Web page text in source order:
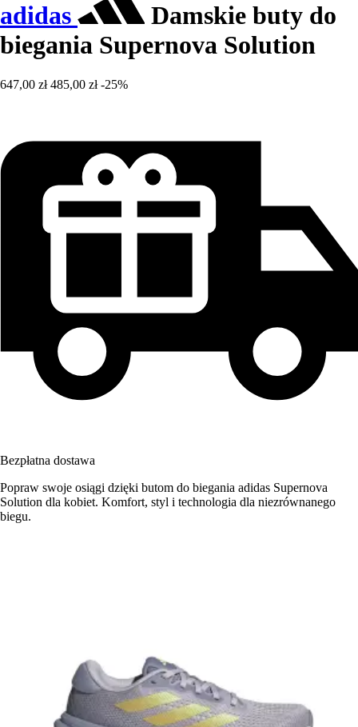
adidas
Damskie buty do
biegania Supernova Solution
647,00 zł 485,00 zł -25%
Bezpłatna dostawa
Popraw swoje osiągi dzięki butom do biegania adidas Supernova
Solution dla kobiet. Komfort, styl i technologia dla niezrównanego
biegu.